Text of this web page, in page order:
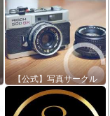
【公式】写真サークル